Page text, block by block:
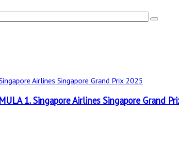
1. Singapore Airlines Singapore Grand